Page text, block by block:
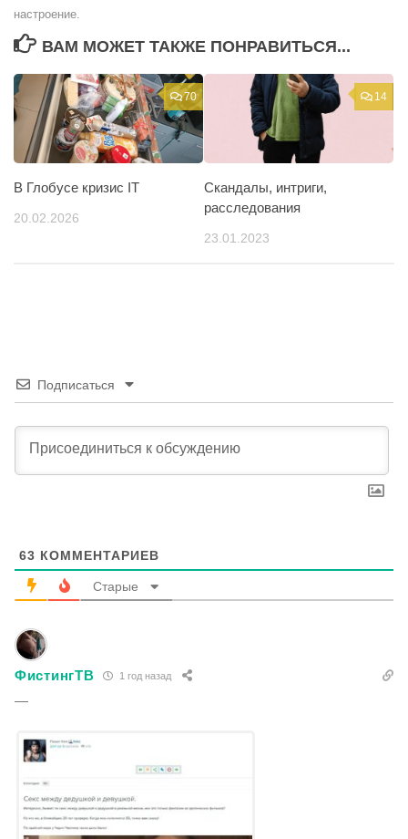
настроение.
ВАМ МОЖЕТ ТАКЖЕ ПОНРАВИТЬСЯ...
70
В Глобусе кризис IT
20.02.2026
14
Скандалы, интриги,
расследования
23.01.2023
Подписаться
63 КОММЕНТАРИЕВ
Старые
ФистингТВ 1 год назад
—